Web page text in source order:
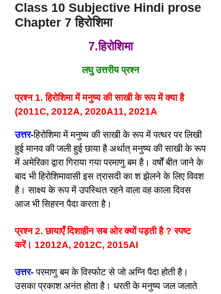
Class 10 Subjective Hindi prose
Chapter 7 हिरोशिमा
7.हिरोशिमा
लघु उत्तरीय प्रश्न
प्रश्न 1. हिरोशिमा में मनुष्य की साखी के रूप में क्या है
(2011C, 2012A, 2020A11, 2021A
उत्तर-हिरोशिमा में मनुष्य की साखी के रूप में पत्थर पर लिखी
हुई मानव की जली हुई छाया है अर्थात् मनुष्य की साखी के रूप
में अमेरिका द्वारा गिराया गया परमाणु बम है। वर्षों बीत जाने के
बाद भी हिरोशिमावासी इस त्रासदी का श झेलने के लिए विवश
है। साक्ष्य के रूप में उपस्थित रहने वाला वह काला दिवस
आज भी सिहरन पैदा करता है।
प्रश्न 2. छायाएँ दिशाहीन सब ओर क्यों पड़ती है ? स्पष्ट
करें। 12012A, 2012C, 2015AI
उत्तर- परमाणु बम के विस्फोट से जो अग्नि पैदा होती है।
उसका प्रकाश अनंत होता है। धरती के मनुष्य जल जलाते